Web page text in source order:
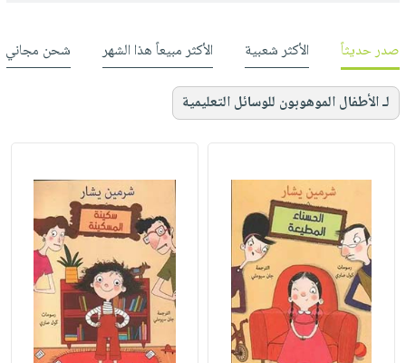
صدر حديثاً الأكثر شعبية الأكثر مبيعاً هذا الشهر شحن مجاني
لـ الأطفال الموهوبون للوسائل التعليمية